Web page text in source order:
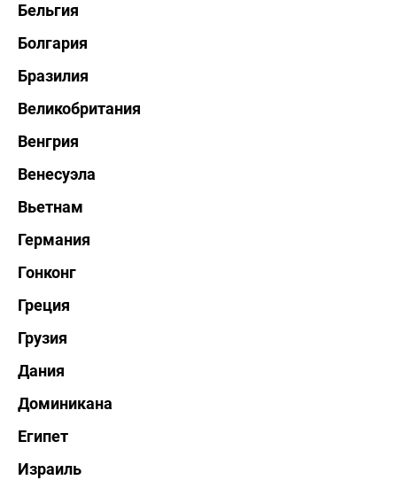
Бельгия
Болгария
Бразилия
Великобритания
Венгрия
Венесуэла
Вьетнам
Германия
Гонконг
Греция
Грузия
Дания
Доминикана
Египет
Израиль